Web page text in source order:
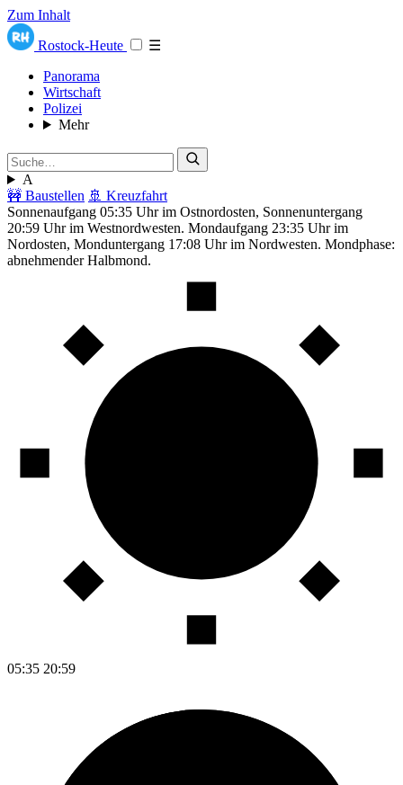
Zum Inhalt
Rostock-Heute
☰
Panorama
Wirtschaft
Polizei
Mehr
A
🚧 Baustellen 🚢 Kreuzfahrt
Sonnenaufgang 05:35 Uhr im Ostnordosten, Sonnenuntergang
20:59 Uhr im Westnordwesten. Mondaufgang 23:35 Uhr im
Nordosten, Monduntergang 17:08 Uhr im Nordwesten. Mondphase:
abnehmender Halbmond.
05:35 20:59